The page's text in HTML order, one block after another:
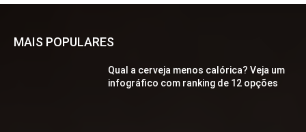
MAIS POPULARES
Qual a cerveja menos calórica? Veja um
infográfico com ranking de 12 opções